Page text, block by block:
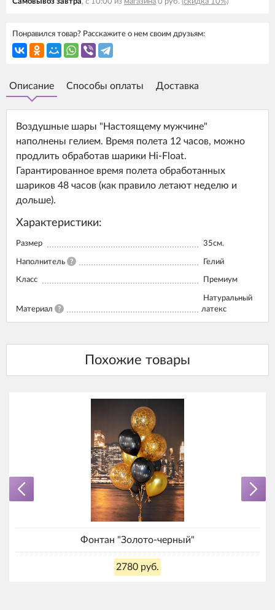
Понравился товар? Расскажите о нем своим друзьям:
Описание Способы оплаты Доставка
Воздушные шары "Настоящему мужчине"
наполнены гелием. Время полета 12 часов, можно
продлить обработав шарики Hi-Float.
Гарантированное время полета обработанных
шариков 48 часов (как правило летают неделю и
дольше).
Характеристики:
Размер 35см.
Наполнитель ? Гелий
Класс Премиум
Материал ?
Натуральный
латекс
Фонтан "Золото-черный"
2780 руб.